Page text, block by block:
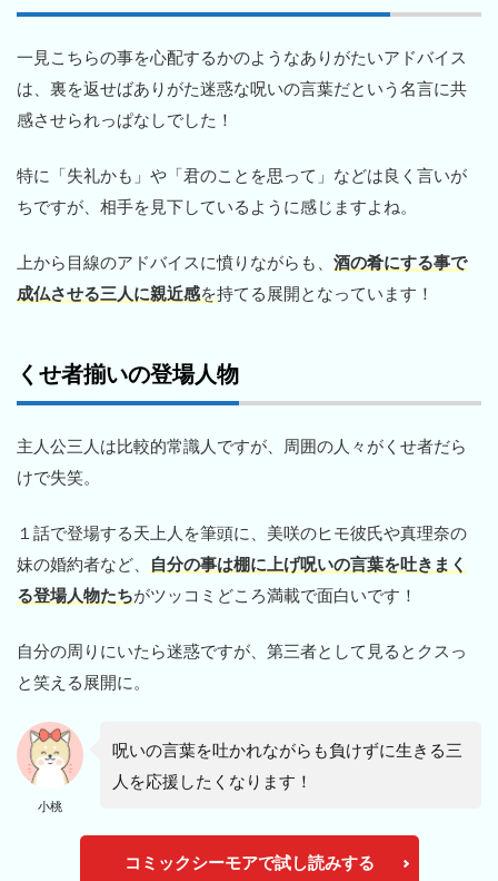
一見こちらの事を心配するかのようなありがたいアドバイス
は、裏を返せばありがた迷惑な呪いの言葉だという名言に共
感させられっぱなしでした！
特に「失礼かも」や「君のことを思って」などは良く言いが
ちですが、相手を見下しているように感じますよね。
上から目線のアドバイスに憤りながらも、 酒の肴にする事で
成仏させる三人に親近感を持てる展開となっています！
くせ者揃いの登場人物
主人公三人は比較的常識人ですが、周囲の人々がくせ者だら
けで失笑。
１話で登場する天上人を筆頭に、美咲のヒモ彼氏や真理奈の
妹の婚約者など、
自分の事は棚に上げ呪いの言葉を吐きまく
る登場人物たちがツッコミどころ満載で面白いです！
自分の周りにいたら迷惑ですが、第三者として見るとクスっ
と笑える展開に。
小桃
呪いの言葉を吐かれながらも負けずに生きる三
人を応援したくなります！
コミックシーモアで試し読みする